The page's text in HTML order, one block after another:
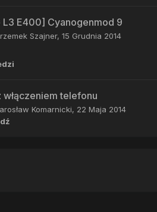
L3 E400] Cyanogenmod 9
Szajner, 15 Grudnia 2014
włączeniem telefonu
Komarnicki, 22 Maja 2014